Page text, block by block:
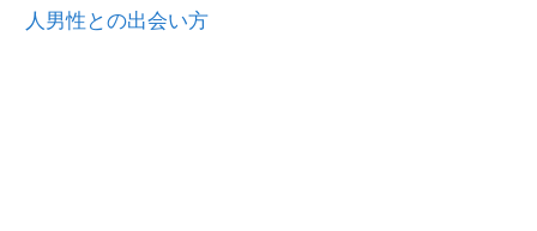
人男性との出会い方